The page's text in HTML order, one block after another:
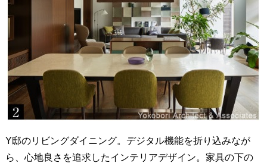
Y邸のリビングダイニング。デジタル機能を折り込みなが
ら、心地良さを追求したインテリアデザイン。家具の下の